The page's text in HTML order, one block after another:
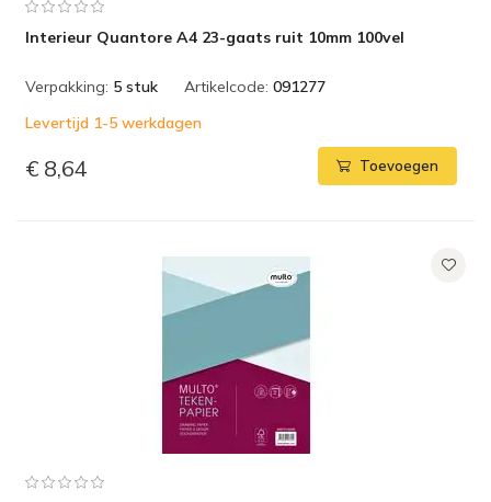
Interieur Quantore A4 23-gaats ruit 10mm 100vel
Verpakking: 5 stuk Artikelcode: 091277
Levertijd 1-5 werkdagen
€ 8,64 Toevoegen